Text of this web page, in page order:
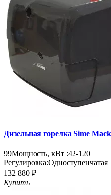
Дизельная горелка Sime
99Мощность, кВт :42-120
Регулировка:Одноступенчатая
132 880 ₽
Купить